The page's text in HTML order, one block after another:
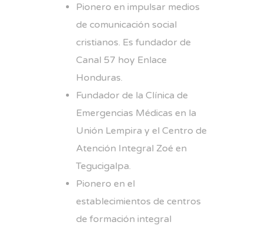
Pionero en impulsar medios
de comunicación social
cristianos. Es fundador de
Canal 57 hoy Enlace
Honduras.
Fundador de la Clínica de
Emergencias Médicas en la
Unión Lempira y el Centro de
Atención Integral Zoé en
Tegucigalpa.
Pionero en el
establecimientos de centros
de formación integral